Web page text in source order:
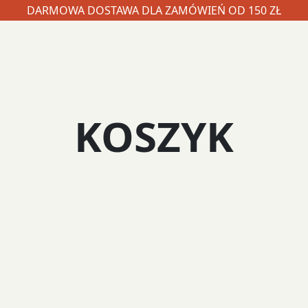
DARMOWA DOSTAWA DLA ZAMÓWIEŃ OD 150 ZŁ
KOSZYK